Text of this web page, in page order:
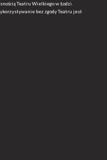
Teatru Wielkiego w Łodzi.
bez zgody Teatru jest